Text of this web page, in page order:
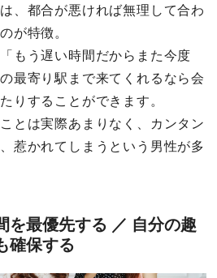
、都合が悪ければ無理して合わ
が特徴。
もう遅い時間だからまた今度
最寄り駅まで来てくれるなら会
りすることができます。
とは実際あまりなく、カンタン
惹かれてしまうという男性が多
最優先する ／ 自分の趣
確保する